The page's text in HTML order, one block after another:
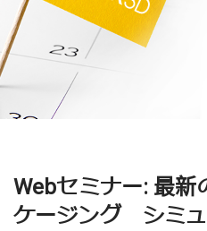
Webセミナー: 最新
ケージング シミ